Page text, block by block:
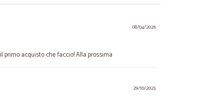
08/04/2026
primo acquisto che faccio! Alla prossima
29/10/2025